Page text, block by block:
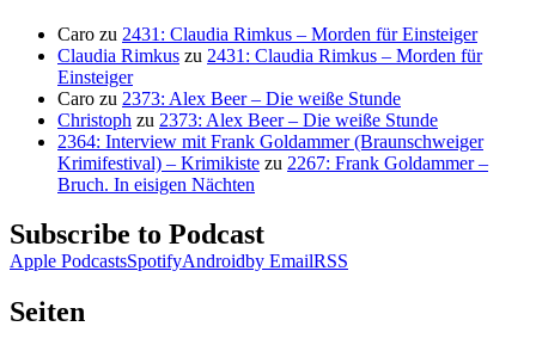
Caro zu 2431: Claudia Rimkus – Morden für Einsteiger
Claudia Rimkus zu 2431: Claudia Rimkus – Morden für
Einsteiger
Caro zu 2373: Alex Beer – Die weiße Stunde
Christoph zu 2373: Alex Beer – Die weiße Stunde
2364: Interview mit Frank Goldammer (Braunschweiger
Krimifestival) – Krimikiste zu 2267: Frank Goldammer –
Bruch. In eisigen Nächten
Subscribe to Podcast
Apple PodcastsSpotifyAndroidby EmailRSS
Seiten